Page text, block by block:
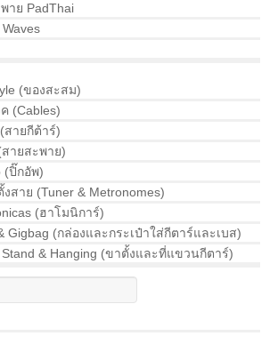
าย PadThai
(ของสะสม)
(Cables)
สายกีต้าร์)
สายสะพาย)
(ปิ๊กอัพ)
งสาย (Tuner & Metronomes)
(ฮาโมนิการ์)
Gigbag (กล่องและกระเป๋าใส่กีตาร์และเบส)
Stand & Hanging (ขาตั้งและที่แขวนกีตาร์)